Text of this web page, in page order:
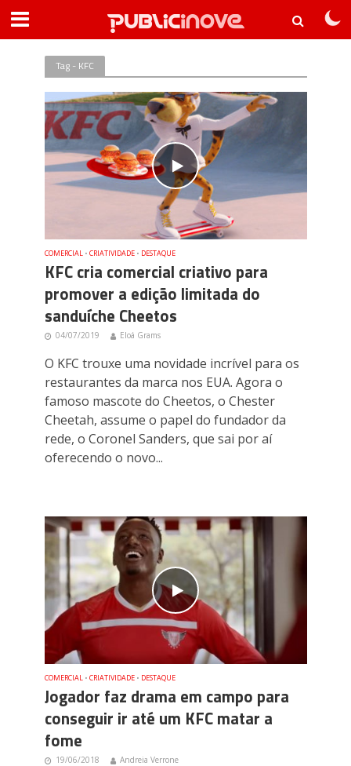
Tag - KFC
COMERCIAL • CRIATIVIDADE • DESTAQUE
KFC cria comercial criativo para
promover a edição limitada do
sanduíche Cheetos
04/07/2019 Eloá Grams
O KFC trouxe uma novidade incrível para os
restaurantes da marca nos EUA. Agora o
famoso mascote do Cheetos, o Chester
Cheetah, assume o papel do fundador da
rede, o Coronel Sanders, que sai por aí
oferecendo o novo...
COMERCIAL • CRIATIVIDADE • DESTAQUE
Jogador faz drama em campo para
conseguir ir até um KFC matar a
fome
19/06/2018 Andreia Verrone